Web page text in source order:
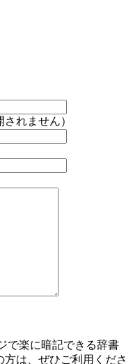
れません）
で楽に暗記できる辞書
は、ぜひご利用くださ